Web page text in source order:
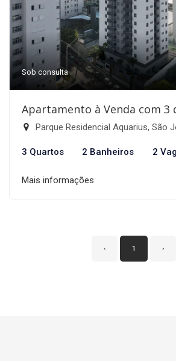
Sob consulta
Apartamento à Venda com 3
Parque Residencial Aquarius, São
3 Quartos 2 Banheiros 2
Mais informações
‹ 1 ›